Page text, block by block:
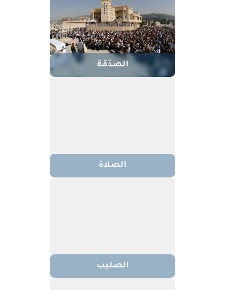
الصدَقة
الصلاة
الصليب